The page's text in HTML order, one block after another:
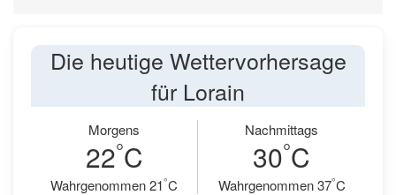
Die heutige Wettervorhersage
für Lorain
Morgens
22°C
Wahrgenommen 21°C
Nachmittags
30°C
Wahrgenommen 37°C